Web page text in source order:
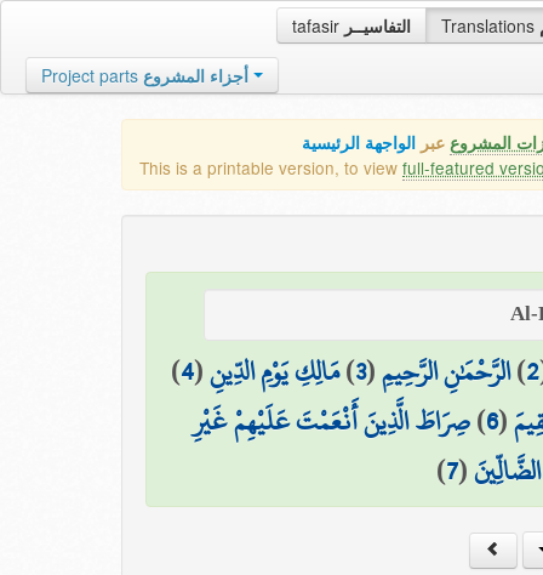
tafasir التفاسيــر Translations
Project parts أجزاء المشروع
المشروع عبر الواجهة الرئيسية
This is a printable version, to view full-featured
2
)الرَّحْمَٰنِ الرَّحِيمِ(
3
)مَالِكِ يَوْمِ الدِّينِ(
4
)
(
6
)صِرَاطَ الَّذِينَ أَنْعَمْتَ عَلَيْهِمْ غَيْرِ
(
7
)